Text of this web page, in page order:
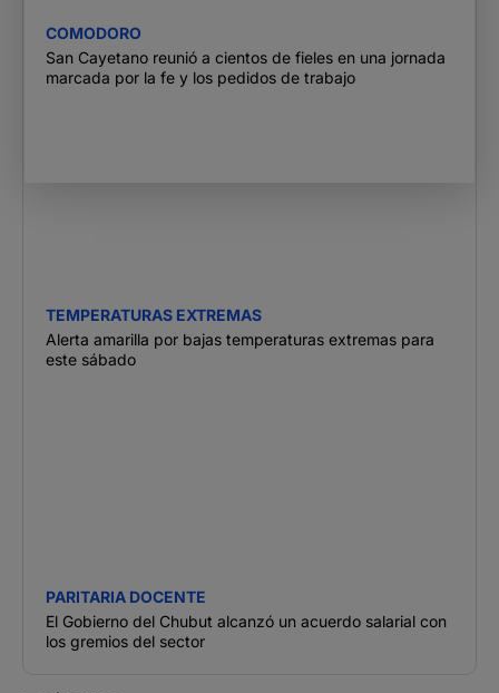
COMODORO
San Cayetano reunió a cientos de fieles en una jornada
marcada por la fe y los pedidos de trabajo
TEMPERATURAS EXTREMAS
Alerta amarilla por bajas temperaturas extremas para
este sábado
PARITARIA DOCENTE
El Gobierno del Chubut alcanzó un acuerdo salarial con
los gremios del sector